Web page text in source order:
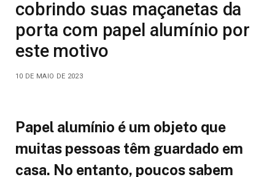
cobrindo suas maçanetas da
porta com papel alumínio por
este motivo
10 DE MAIO DE 2023
Papel alumínio é um objeto que
muitas pessoas têm guardado em
casa. No entanto, poucos sabem